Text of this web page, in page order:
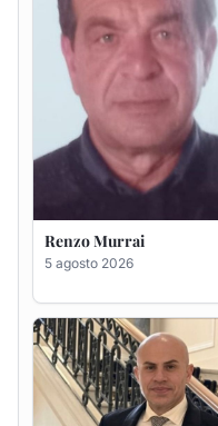
Giuseppe Saba
5 agosto 2026